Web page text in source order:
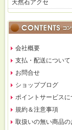
天然石アクセ
会社概要
支払・配送について
お問合せ
ショップブログ
ポイントサービスに
規約＆注意事項
取扱いの無い商品